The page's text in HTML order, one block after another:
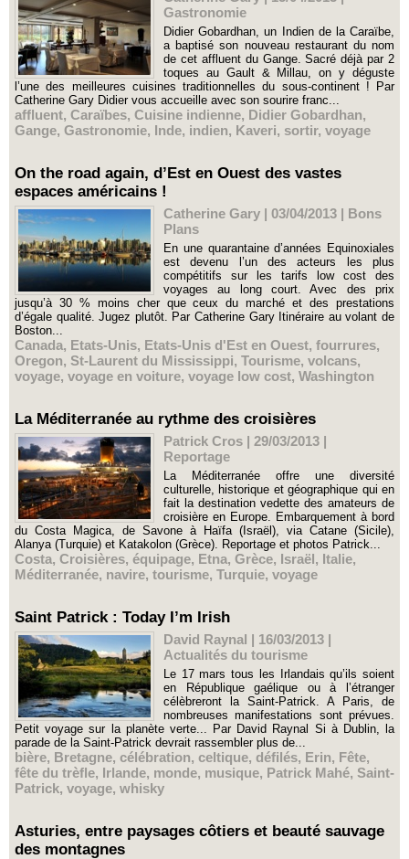
Gastronomie
Didier Gobardhan, un Indien de la Caraïbe,
a baptisé son nouveau restaurant du nom
de cet affluent du Gange. Sacré déjà par 2
toques au Gault & Millau, on y déguste
l’une des meilleures cuisines traditionnelles du sous-continent ! Par
Catherine Gary Didier vous accueille avec son sourire franc...
affluent, Caraïbes, Cuisine indienne, Didier Gobardhan,
Gange, Gastronomie, Inde, indien, Kaveri, sortir, voyage
On the road again, d’Est en Ouest des vastes
espaces américains !
Catherine Gary | 03/04/2013 | Bons
Plans
En une quarantaine d’années Equinoxiales
est devenu l’un des acteurs les plus
compétitifs sur les tarifs low cost des
voyages au long court. Avec des prix
jusqu’à 30 % moins cher que ceux du marché et des prestations
d’égale qualité. Jugez plutôt. Par Catherine Gary Itinéraire au volant de
Boston...
Canada, Etats-Unis, Etats-Unis d'Est en Ouest, fourrures,
Oregon, St-Laurent du Mississippi, Tourisme, volcans,
voyage, voyage en voiture, voyage low cost, Washington
La Méditerranée au rythme des croisières
Patrick Cros | 29/03/2013 |
Reportage
La Méditerranée offre une diversité
culturelle, historique et géographique qui en
fait la destination vedette des amateurs de
croisière en Europe. Embarquement à bord
du Costa Magica, de Savone à Haïfa (Israël), via Catane (Sicile),
Alanya (Turquie) et Katakolon (Grèce). Reportage et photos Patrick...
Costa, Croisières, équipage, Etna, Grèce, Israël, Italie,
Méditerranée, navire, tourisme, Turquie, voyage
Saint Patrick : Today I’m Irish
David Raynal | 16/03/2013 |
Actualités du tourisme
Le 17 mars tous les Irlandais qu’ils soient
en République gaélique ou à l’étranger
célèbreront la Saint-Patrick. A Paris, de
nombreuses manifestations sont prévues.
Petit voyage sur la planète verte... Par David Raynal Si à Dublin, la
parade de la Saint-Patrick devrait rassembler plus de...
bière, Bretagne, célébration, celtique, défilés, Erin, Fête,
fête du trèfle, Irlande, monde, musique, Patrick Mahé, Saint-
Patrick, voyage, whisky
Asturies, entre paysages côtiers et beauté sauvage
des montagnes